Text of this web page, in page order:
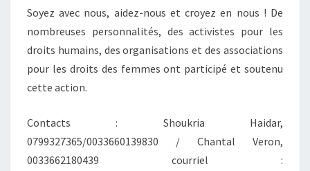
Soyez avec nous, aidez-nous et croyez en nous ! De
nombreuses personnalités, des activistes pour les
droits humains, des organisations et des associations
pour les droits des femmes ont participé et soutenu
cette action.
Contacts : Shoukria Haidar,
0799327365/0033660139830 / Chantal Veron,
0033662180439 courriel :